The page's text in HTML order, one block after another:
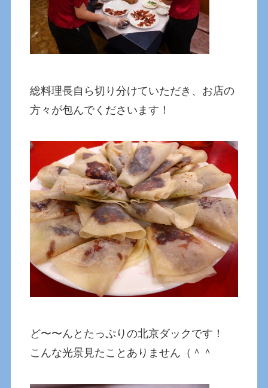
総料理長自ら切り分けていただき、お店の
方々が包んでくださいます！
ど〜〜んとたっぷりの北京ダックです！
こんな光景見たことありません（＾＾